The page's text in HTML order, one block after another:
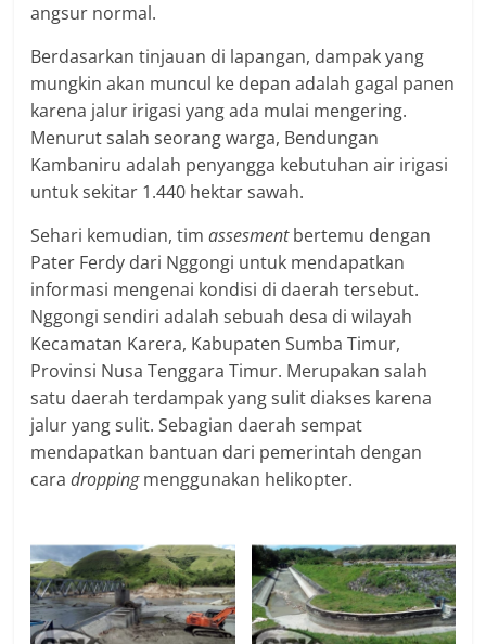
angsur normal.
Berdasarkan tinjauan di lapangan, dampak yang
mungkin akan muncul ke depan adalah gagal panen
karena jalur irigasi yang ada mulai mengering.
Menurut salah seorang warga, Bendungan
Kambaniru adalah penyangga kebutuhan air irigasi
untuk sekitar 1.440 hektar sawah.
Sehari kemudian, timassesmentbertemu dengan
Pater Ferdy dari Nggongi untuk mendapatkan
informasi mengenai kondisi di daerah tersebut.
Nggongi sendiri adalah sebuah desa di wilayah
Kecamatan Karera, Kabupaten Sumba Timur,
Provinsi Nusa Tenggara Timur. Merupakan salah
satu daerah terdampak yang sulit diakses karena
jalur yang sulit. Sebagian daerah sempat
mendapatkan bantuan dari pemerintah dengan
caradroppingmenggunakan helikopter.